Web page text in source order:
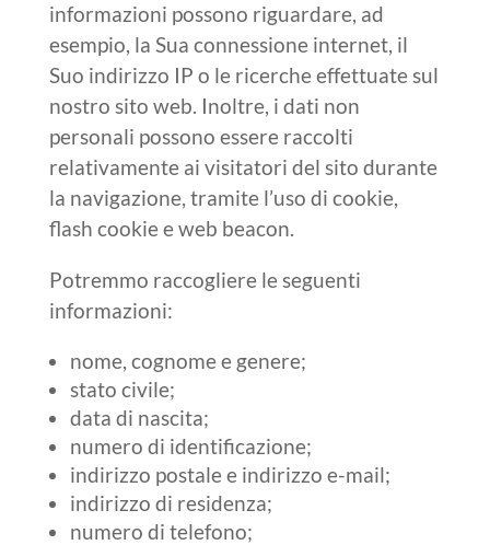
informazioni possono riguardare, ad
esempio, la Sua connessione internet, il
Suo indirizzo IP o le ricerche effettuate sul
nostro sito web. Inoltre, i dati non
personali possono essere raccolti
relativamente ai visitatori del sito durante
la navigazione, tramite l’uso di cookie,
flash cookie e web beacon.
Potremmo raccogliere le seguenti
informazioni:
nome, cognome e genere;
stato civile;
data di nascita;
numero di identificazione;
indirizzo postale e indirizzo e-mail;
indirizzo di residenza;
numero di telefono;